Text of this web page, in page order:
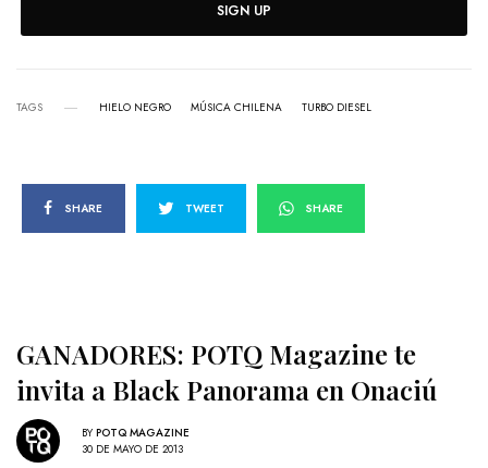
SIGN UP
TAGS HIELO NEGRO MÚSICA CHILENA TURBO DIESEL
SHARE TWEET SHARE
GANADORES: POTQ Magazine te
invita a Black Panorama en Onaciú
BY POTQ MAGAZINE
30 DE MAYO DE 2013